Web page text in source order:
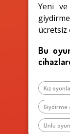
Yeni
ücretsiz
Bu
Kız
Giydirme
Ünlü